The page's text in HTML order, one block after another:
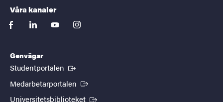
Våra kanaler
facebooklinkedinyoutubeinstagram
Genvägar
Studentportalen (Extern länk)
Medarbetarportalen (Extern länk)
Universitetsbiblioteket (Extern länk)